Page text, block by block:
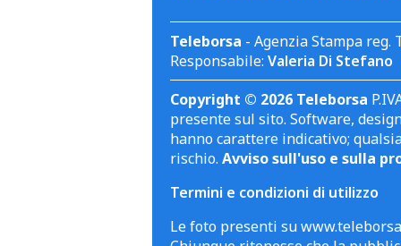
Teleborsa - Agenzia Stampa
Responsabile: Valeria Di Stefano
Copyright © 2026 Teleborsa
presente sul sito. Software,
hanno carattere indicativo;
rischio. Avviso sull'uso e sulla
Termini e condizioni di utilizzo
Le foto presenti su